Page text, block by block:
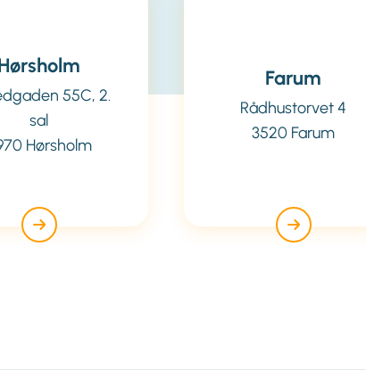
55C, 2.
sal
Hørsholm
Farum
Rådhustorvet 4
3520 Farum